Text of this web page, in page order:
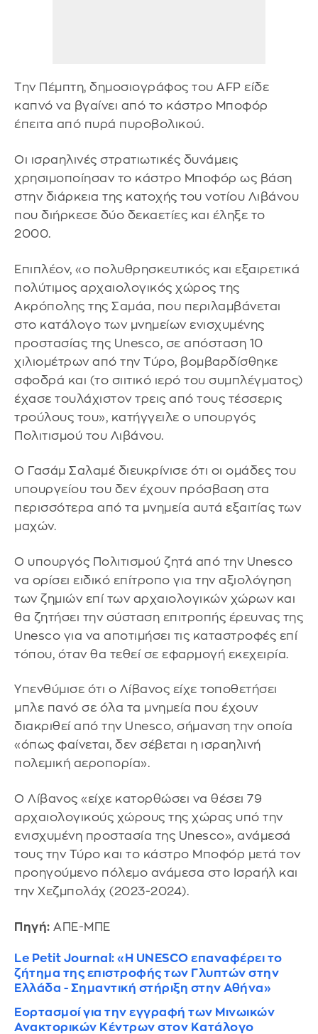
Την Πέμπτη, δημοσιογράφος του AFP είδε
καπνό να βγαίνει από το κάστρο Μποφόρ
έπειτα από πυρά πυροβολικού.
Οι ισραηλινές στρατιωτικές δυνάμεις
χρησιμοποίησαν το κάστρο Μποφόρ ως βάση
στην διάρκεια της κατοχής του νοτίου Λιβάνου
που διήρκεσε δύο δεκαετίες και έληξε το
2000.
Επιπλέον, «ο πολυθρησκευτικός και εξαιρετικά
πολύτιμος αρχαιολογικός χώρος της
Ακρόπολης της Σαμάα, που περιλαμβάνεται
στο κατάλογο των μνημείων ενισχυμένης
προστασίας της Unesco, σε απόσταση 10
χιλιομέτρων από την Τύρο, βομβαρδίσθηκε
σφοδρά και (το σιιτικό ιερό του συμπλέγματος)
έχασε τουλάχιστον τρεις από τους τέσσερις
τρούλους του», κατήγγειλε ο υπουργός
Πολιτισμού του Λιβάνου.
Ο Γασάμ Σαλαμέ διευκρίνισε ότι οι ομάδες του
υπουργείου του δεν έχουν πρόσβαση στα
περισσότερα από τα μνημεία αυτά εξαιτίας των
μαχών.
Ο υπουργός Πολιτισμού ζητά από την Unesco
να ορίσει ειδικό επίτροπο για την αξιολόγηση
των ζημιών επί των αρχαιολογικών χώρων και
θα ζητήσει την σύσταση επιτροπής έρευνας της
Unesco για να αποτιμήσει τις καταστροφές επί
τόπου, όταν θα τεθεί σε εφαρμογή εκεχειρία.
Υπενθύμισε ότι ο Λίβανος είχε τοποθετήσει
μπλε πανό σε όλα τα μνημεία που έχουν
διακριθεί από την Unesco, σήμανση την οποία
«όπως φαίνεται, δεν σέβεται η ισραηλινή
πολεμική αεροπορία».
Ο Λίβανος «είχε κατορθώσει να θέσει 79
αρχαιολογικούς χώρους της χώρας υπό την
ενισχυμένη προστασία της Unesco», ανάμεσά
τους την Τύρο και το κάστρο Μποφόρ μετά τον
προηγούμενο πόλεμο ανάμεσα στο Ισραήλ και
την Χεζμπολάχ (2023-2024).
Πηγή: ΑΠΕ-ΜΠΕ
Le Petit Journal: «Η UNESCO επαναφέρει το
ζήτημα της επιστροφής των Γλυπτών στην
Ελλάδα - Σημαντική στήριξη στην Αθήνα»
Εορτασμοί για την εγγραφή των Μινωικών
Ανακτορικών Κέντρων στον Κατάλογο